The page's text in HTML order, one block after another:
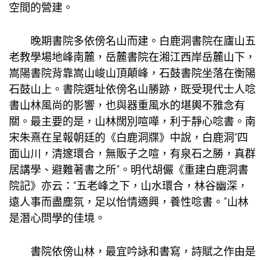
空間的營建。
晚期書院多依傍名山而建。白鹿洞書院在廬山五
老教學場地峰南麓，岳麓書院在湘江西岸岳麓山下，
嵩陽書院背靠嵩山峻山頂顛峰，石鼓書院坐落在衡陽
石鼓山上。書院選址依傍名山勝跡，既受現代士人唸
書山林風尚的影響，也與器重風水的堪輿不雅念有
關。最主要的是，山林闊別喧嘩，利于靜心唸書。南
宋朱熹在呈報朝廷的《白鹿洞牒》中說，白鹿洞“四
面山川，清邃環合，無販子之喧，有泉石之勝，真群
居講學、避難著書之所”。明代胡儼《重建白鹿洞書
院記》亦云：“五老峰之下，山水環合，林谷幽深，
遠人事而盡塵氛，足以怡情適興，養性唸書。”山林
是潛心問學的佳境。
書院依傍山林，最宜吟詠和書寫，詩賦之作由是